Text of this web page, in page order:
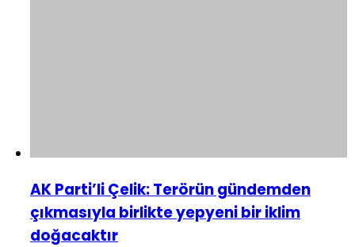
AK Parti’li Çelik: Terörün gündemden
çıkmasıyla birlikte yepyeni bir iklim
doğacaktır